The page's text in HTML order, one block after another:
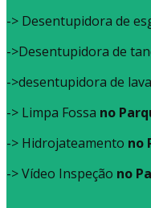
-> Desentupidora de
->Desentupidora de
->desentupidora de
-> Limpa Fossa no
-> Hidrojateamento no
-> Vídeo Inspeção no